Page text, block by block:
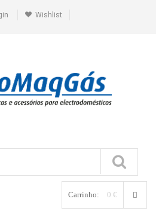
Wishlist
Carrinho: 0 €